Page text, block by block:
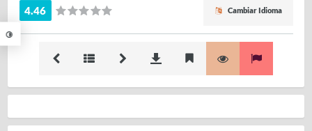
4.46 Cambiar Idioma